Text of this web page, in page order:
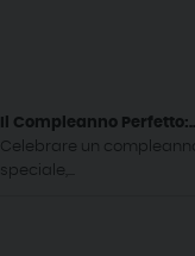
Il Compleanno
Celebrare un
speciale,...